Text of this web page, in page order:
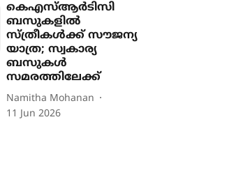
കെഎസ്ആർടിസി
ബസുകളിൽ
സ്ത്രീകൾക്ക് സൗജന്യ
യാത്ര; സ്വകാര്യ
ബസുകൾ
സമരത്തിലേക്ക്
Namitha Mohanan
11 Jun 2026